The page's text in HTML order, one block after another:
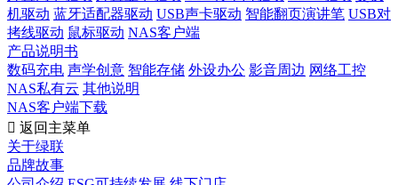
机驱动 蓝牙适配器驱动 USB声卡驱动 智能翻页演讲笔 USB对
拷线驱动 鼠标驱动 NAS客户端
产品说明书
数码充电 声学创意 智能存储 外设办公 影音周边 网络工控
NAS私有云 其他说明
NAS客户端下载
 返回主菜单
关于绿联
品牌故事